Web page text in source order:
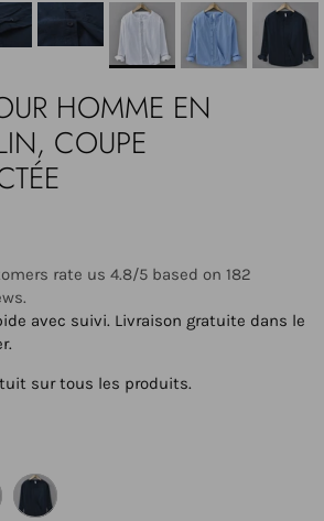
HOMME EN
COUPE
rate us 4.8/5 based on 182
avec suivi. Livraison gratuite dans le
sur tous les produits.